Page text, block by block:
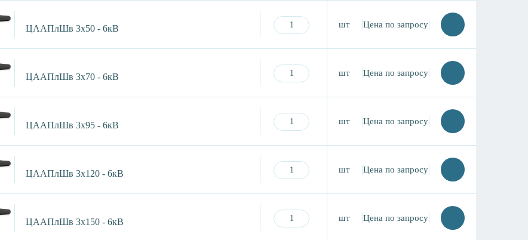
ЦААПлШв 3х50 - 6кВ шт Цена по запросу
ЦААПлШв 3х70 - 6кВ шт Цена по запросу
ЦААПлШв 3х95 - 6кВ шт Цена по запросу
ЦААПлШв 3х120 - 6кВ шт Цена по запросу
ЦААПлШв 3х150 - 6кВ шт Цена по запросу